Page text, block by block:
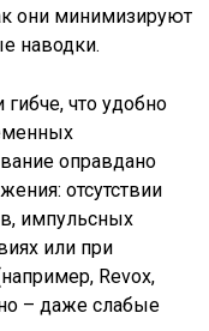
они минимизируют
наводки.
что удобно
оправдано
отсутствии
импульсных
или при
Revox,
– даже слабые